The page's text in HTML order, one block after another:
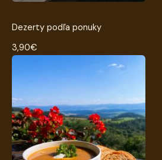
Dezerty podľa ponuky
3,90€